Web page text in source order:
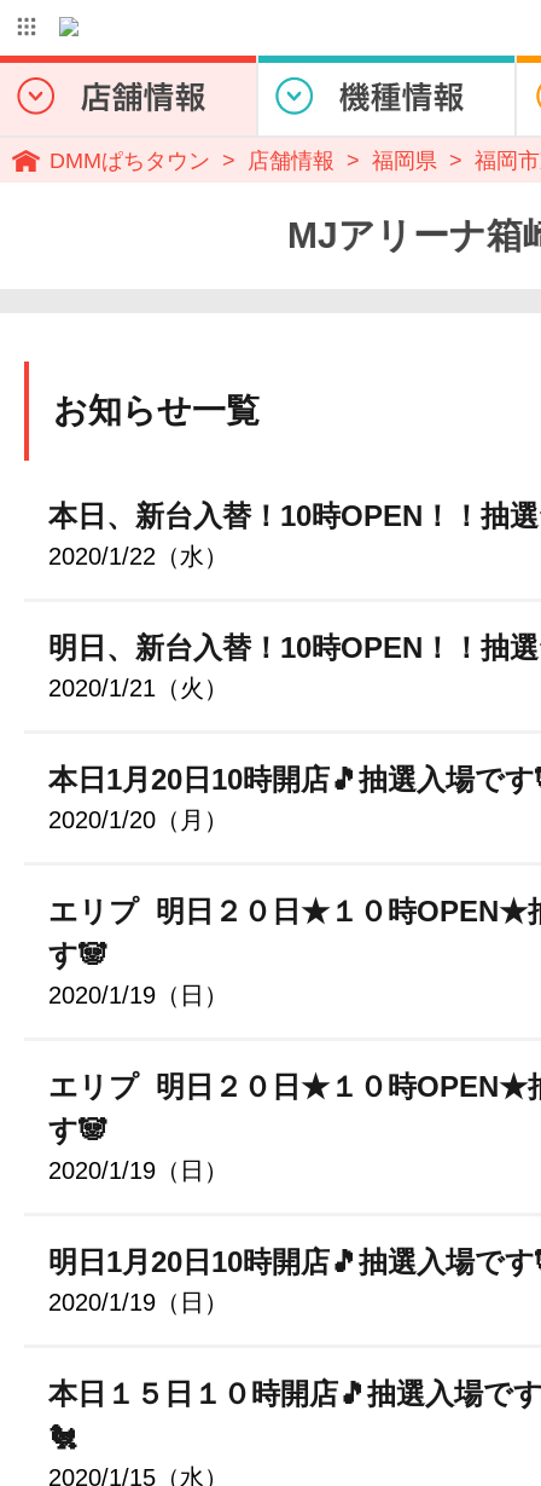
DMMぱちタウン 店舗情報 福岡県 福岡
MJアリーナ箱崎店
お知らせ一覧
本日、新台入替！10時OPEN！！抽
2020/1/22（水）
明日、新台入替！10時OPEN！！抽
2020/1/21（火）
本日1月20日10時開店🎵抽選入場です
2020/1/20（月）
エリプ 明日２０日★１０時OPEN★
す🐼
2020/1/19（日）
エリプ 明日２０日★１０時OPEN★
す🐼
2020/1/19（日）
明日1月20日10時開店🎵抽選入場で
2020/1/19（日）
本日１５日１０時開店🎵抽選入場で
🐔
2020/1/15（水）